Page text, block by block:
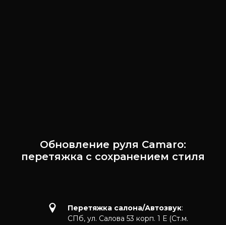
Обновление руля Camaro:
перетяжка с сохранением стиля
Перетяжка салона/Автозвук:
СПб, ул. Салова 53 корп. 1 Е (Ст.м.